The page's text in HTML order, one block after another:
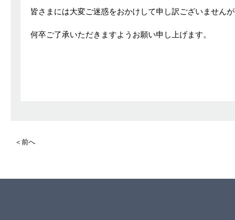
皆さまには大変ご迷惑をおかけして申し訳ございませんが
何卒ご了承いただきますようお願い申し上げます。
＜前へ